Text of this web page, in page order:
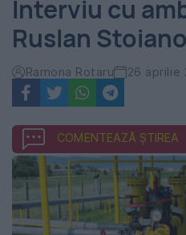
Interviu cu
Ruslan
Ramona Rotaru 26 aprilie
COMENTEAZĂ ȘTIREA